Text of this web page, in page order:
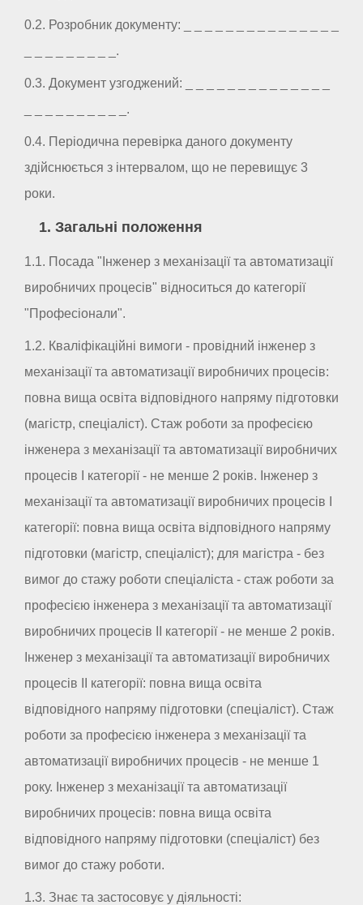
0.2. Розробник документу: _ _ _ _ _ _ _ _ _ _ _ _ _ _ _
_ _ _ _ _ _ _ _ _.
0.3. Документ узгоджений: _ _ _ _ _ _ _ _ _ _ _ _ _ _
_ _ _ _ _ _ _ _ _ _.
0.4. Періодична перевірка даного документу
здійснюється з інтервалом, що не перевищує 3
роки.
1. Загальні положення
1.1. Посада "Інженер з механізації та автоматизації
виробничих процесів" відноситься до категорії
"Професіонали".
1.2. Кваліфікаційні вимоги - провідний інженер з
механізації та автоматизації виробничих процесів:
повна вища освіта відповідного напряму підготовки
(магістр, спеціаліст). Стаж роботи за професією
інженера з механізації та автоматизації виробничих
процесів I категорії - не менше 2 років. Інженер з
механізації та автоматизації виробничих процесів I
категорії: повна вища освіта відповідного напряму
підготовки (магістр, спеціаліст); для магістра - без
вимог до стажу роботи спеціаліста - стаж роботи за
професією інженера з механізації та автоматизації
виробничих процесів II категорії - не менше 2 років.
Інженер з механізації та автоматизації виробничих
процесів II категорії: повна вища освіта
відповідного напряму підготовки (спеціаліст). Стаж
роботи за професією інженера з механізації та
автоматизації виробничих процесів - не менше 1
року. Інженер з механізації та автоматизації
виробничих процесів: повна вища освіта
відповідного напряму підготовки (спеціаліст) без
вимог до стажу роботи.
1.3. Знає та застосовує у діяльності: